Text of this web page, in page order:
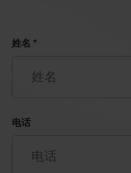
姓名 *
电话